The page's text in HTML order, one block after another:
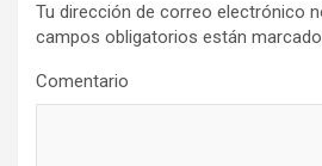
Tu dirección de correo electrónico
campos obligatorios están
Comentario